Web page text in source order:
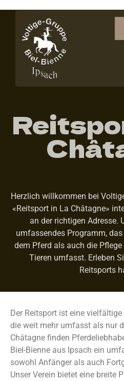
Herzlich willkommen bei
«Reitsport in La Châtagne»
an der richtigen Adresse.
umfassendes Programm,
dem Pferd als auch die
Tieren umfasst. Erleben
Reitsports
Der Reitsport ist eine
die weit mehr umfasst als nur
Châtagne finden
Biel-Bienne aus Ipsach ein
sowohl Anfänger als auch
Unser Verein bietet eine breite